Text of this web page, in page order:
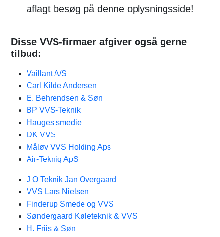
aflagt besøg på denne oplysningsside!
Disse VVS-firmaer afgiver også gerne
tilbud:
Vaillant A/S
Carl Kilde Andersen
E. Behrendsen & Søn
BP VVS-Teknik
Hauges smedie
DK VVS
Måløv VVS Holding Aps
Air-Tekniq ApS
J O Teknik Jan Overgaard
VVS Lars Nielsen
Finderup Smede og VVS
Søndergaard Køleteknik & VVS
H. Friis & Søn